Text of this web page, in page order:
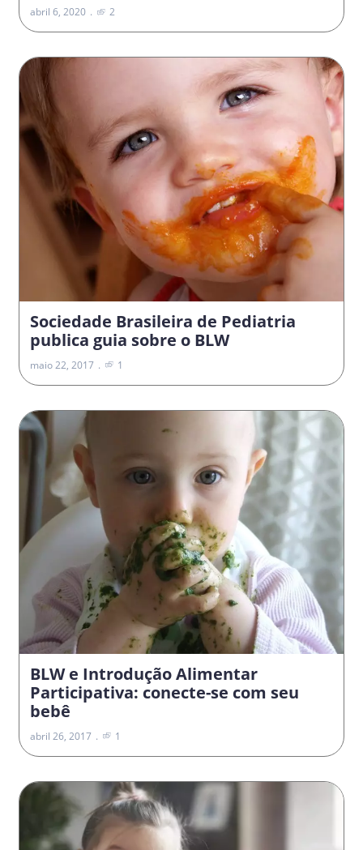
abril 6, 2020 2
Sociedade Brasileira de Pediatria
publica guia sobre o BLW
maio 22, 2017 1
BLW e Introdução Alimentar
Participativa: conecte-se com seu
bebê
abril 26, 2017 1